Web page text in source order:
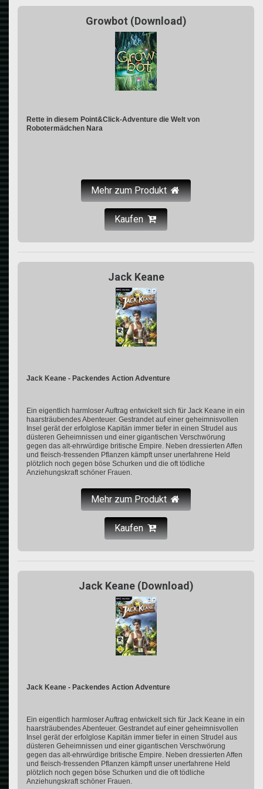
Growbot (Download)
Rette in diesem Point&Click-Adventure die Welt von
Robotermädchen Nara
Mehr zum Produkt
Kaufen
Jack Keane
Jack Keane - Packendes Action Adventure
Ein eigentlich harmloser Auftrag entwickelt sich für Jack Keane in ein
haarsträubendes Abenteuer. Gestrandet auf einer geheimnisvollen
Insel gerät der erfolglose Kapitän immer tiefer in einen Strudel aus
düsteren Geheimnissen und einer gigantischen Verschwörung
gegen das alt-ehrwürdige britische Empire. Neben dressierten Affen
und fleisch-fressenden Pflanzen kämpft unser unerfahrene Held
plötzlich noch gegen böse Schurken und die oft tödliche
Anziehungskraft schöner Frauen.
Mehr zum Produkt
Kaufen
Jack Keane (Download)
Jack Keane - Packendes Action Adventure
Ein eigentlich harmloser Auftrag entwickelt sich für Jack Keane in ein
haarsträubendes Abenteuer. Gestrandet auf einer geheimnisvollen
Insel gerät der erfolglose Kapitän immer tiefer in einen Strudel aus
düsteren Geheimnissen und einer gigantischen Verschwörung
gegen das alt-ehrwürdige britische Empire. Neben dressierten Affen
und fleisch-fressenden Pflanzen kämpft unser unerfahrene Held
plötzlich noch gegen böse Schurken und die oft tödliche
Anziehungskraft schöner Frauen.